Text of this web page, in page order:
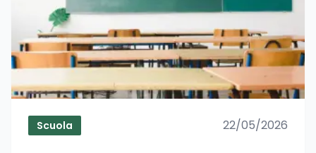
Scuola 22/05/2026